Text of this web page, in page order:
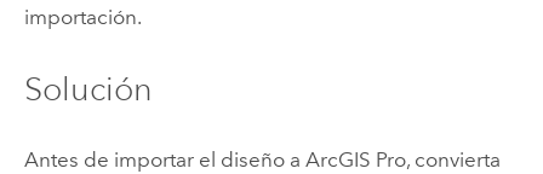
importación.
Solución
Antes de importar el diseño a ArcGIS Pro, convierta